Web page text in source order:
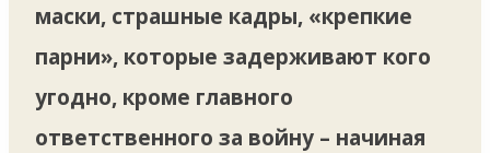
маски, страшные кадры, «крепкие
парни», которые задерживают кого
угодно, кроме главного
ответственного за войну – начиная